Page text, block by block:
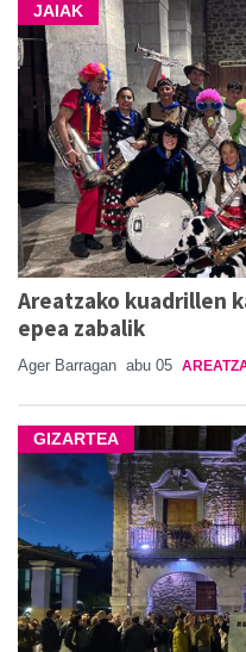
JAIAK
Areatzako kuadrillen
epea zabalik
Ager Barragan abu 05
GIZARTEA